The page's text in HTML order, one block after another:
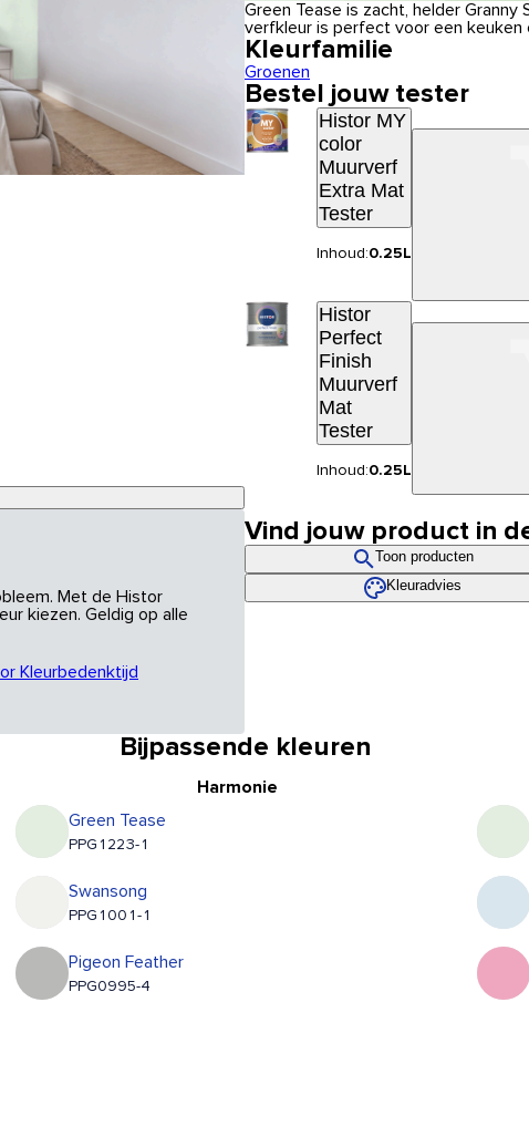
Met de Histor
kiezen. Geldig op alle
Kleurbedenktijd
Green Tease is zacht, helder
verfkleur is perfect voor een keuken
Kleurfamilie
Groenen
Bestel jouw tester
Histor MY
color
Muurverf
Extra Mat
Tester
Inhoud:0.25L
Histor
Perfect
Finish
Muurverf
Mat
Tester
Inhoud:0.25L
Vind jouw product in
Toon producten
Kleuradvies
Bijpassende kleuren
Harmonie
Green Tease
PPG1223-1
Swansong
PPG1001-1
Pigeon Feather
PPG0995-4